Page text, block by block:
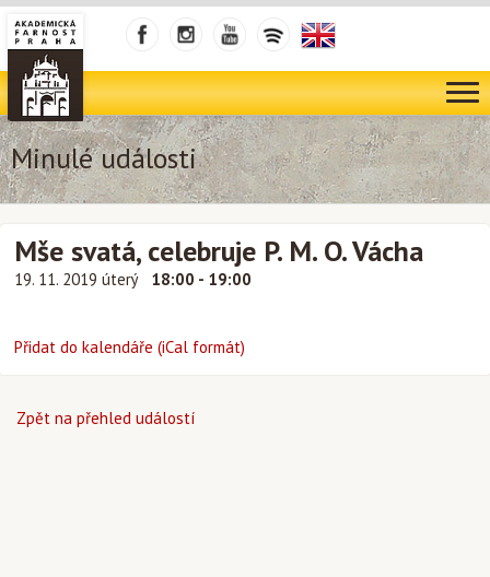
Minulé události
Mše svatá, celebruje P. M. O. Vácha
19. 11. 2019 úterý 18:00 - 19:00
Přidat do kalendáře (iCal formát)
Zpět na přehled událostí